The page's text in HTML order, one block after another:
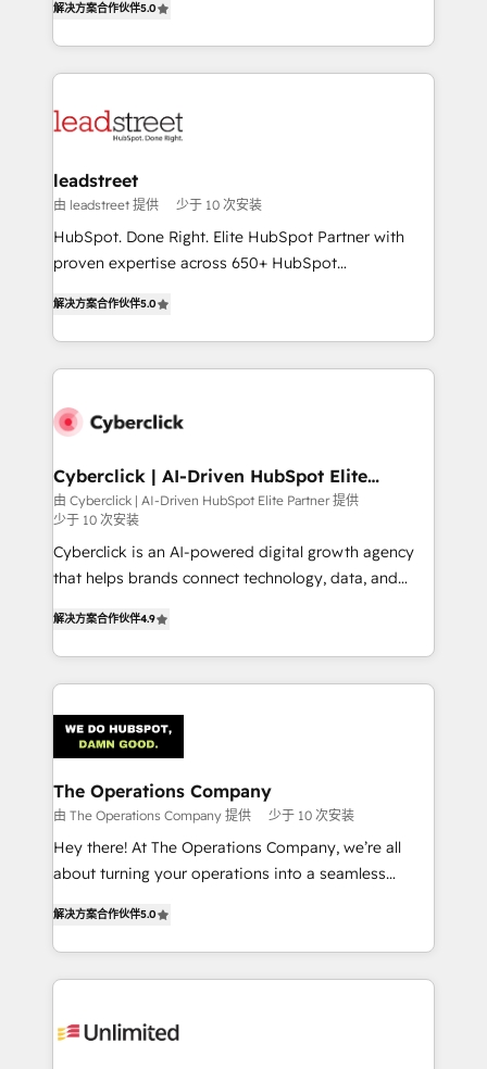
Partner and ISO 27001:2022 certified consultancy,
we blend strategy, creativity, and technology to help
As a top HubSpot Elite Partner, we specialize in
custom HubSpot CRM solutions. Our experts design,
implement, and optimize systems to enhance user
marketing, and service teams. From setup to
management, and speed up deal closures. With 500+
projects completed, our Agile approach ensures your
HubSpot CRM drives measurable results. Our
RevOps services align your sales, marketing, and
optimize the revenue lifecycle—lead generation to
retention—by refining processes and eliminating
maximize profitability and adapt to your goals.
解决方案合作伙伴5.0
leadstreet
由 leadstreet 提供 少于 10 次安装
HubSpot. Done Right. Elite HubSpot Partner with
proven expertise across 650+ HubSpot
experience, we help you use the HubSpot platform
to its fullest capacity, improve your current HubSpot
website, or build your new one.
解决方案合作伙伴5.0
Cyberclick | AI-Driven HubSpot Elite
Partner
由 Cyberclick | AI-Driven HubSpot Elite Partner 提供
少于 10 次安装
Cyberclick is an AI-powered digital growth agency
that helps brands connect technology, data, and
Barcelona and operating across Spain, LATAM, and
the UK, we support global companies in building
smarter marketing, sales, and customer success
Iberia (Spain & Portugal), we combine human insight
with intelligent automation to drive sustainable
growth. Our multidisciplinary team designs solutions
that simplify complexity, boost performance, and
turn innovation into real impact. 🌍 Highlights •
HubSpot Partner since 2012 • 2022 EMEA Impact
projects • Clients in 30+ industries • Proprietary
technology for integrations • Multilingual team:
解决方案合作伙伴4.9
The Operations Company
由 The Operations Company 提供 少于 10 次安装
Hey there! At The Operations Company, we’re all
about turning your operations into a seamless
transforming complex systems into efficient,
scalable solutions that work across your entire
organization. We’re a unique blend of deep HubSpot
operational know-how. We know that no two
解决方案合作伙伴5.0